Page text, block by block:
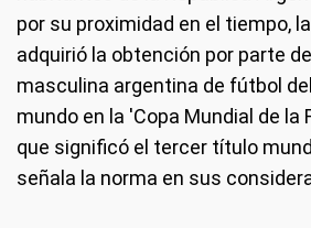
por su proximidad en el tiempo,
adquirió la obtención por parte
masculina argentina de fútbol
mundo en la 'Copa Mundial de la
que significó el tercer título
señala la norma en sus